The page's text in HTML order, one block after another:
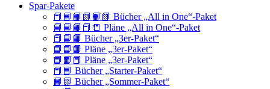
Spar-Pakete
📕📘📙📗📙📗 Bücher „All in One“-Paket
📘📘📙📕📒 Pläne „All in One“-Paket
📕📘📙 Bücher „3er-Paket“
📘📘📙 Pläne „3er-Paket“
📘📙📕 Pläne „3er-Paket“
📕📘 Bücher „Starter-Paket“
📙📗 Bücher „Sommer-Paket“